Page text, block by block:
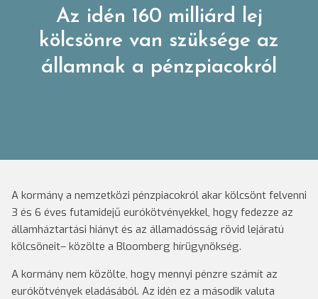
Az idén 160 milliárd lej
kölcsönre van szüksége az
államnak a pénzpiacokról
A kormány a nemzetközi pénzpiacokról akar kölcsönt felvenni
3 és 6 éves futamidejű eurókötvényekkel, hogy fedezze az
államháztartási hiányt és az államadósság rövid lejáratú
kölcsöneit– közölte a Bloomberg hírügynökség.
A kormány nem közölte, hogy mennyi pénzre számít az
eurókötvények eladásából. Az idén ez a második valuta